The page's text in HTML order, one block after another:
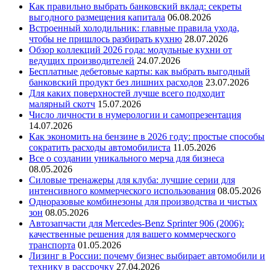
Как правильно выбрать банковский вклад: секреты
выгодного размещения капитала 06.08.2026
Встроенный холодильник: главные правила ухода,
чтобы не пришлось разбирать кухню 28.07.2026
Обзор коллекций 2026 года: модульные кухни от
ведущих производителей 24.07.2026
Бесплатные дебетовые карты: как выбрать выгодный
банковский продукт без лишних расходов 23.07.2026
Для каких поверхностей лучше всего подходит
малярный скотч 15.07.2026
Число личности в нумерологии и самопрезентация
14.07.2026
Как экономить на бензине в 2026 году: простые способы
сократить расходы автомобилиста 11.05.2026
Все о создании уникального мерча для бизнеса
08.05.2026
Силовые тренажеры для клуба: лучшие серии для
интенсивного коммерческого использования 08.05.2026
Одноразовые комбинезоны для производства и чистых
зон 08.05.2026
Автозапчасти для Mercedes-Benz Sprinter 906 (2006):
качественные решения для вашего коммерческого
транспорта 01.05.2026
Лизинг в России: почему бизнес выбирает автомобили и
технику в рассрочку 27.04.2026